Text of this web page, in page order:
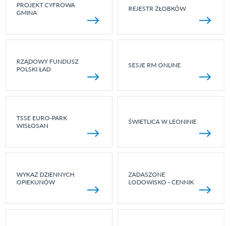
PROJEKT CYFROWA
GMINA
REJESTR ŻŁOBKÓW
RZĄDOWY FUNDUSZ
POLSKI ŁAD
SESJE RM ONLINE
TSSE EURO-PARK
WISŁOSAN
ŚWIETLICA W LEONINIE
WYKAZ DZIENNYCH
OPIEKUNÓW
ZADASZONE
LODOWISKO - CENNIK